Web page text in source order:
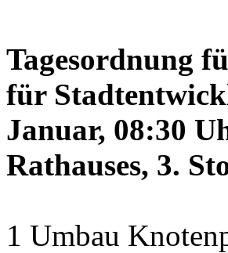
Tagesordnung
für
Januar, 08:30
Rathauses, 3.
1 Umbau